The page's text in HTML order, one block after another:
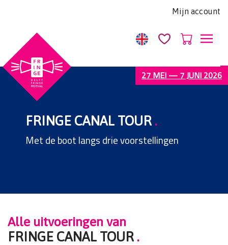
website
bevat
een
toegankelijkheidssysteem.
Mijn account
27 MEI — 7 JUNI 2026
FRINGE CANAL TOUR .
Met de boot langs drie voorstellingen
Alle uitvoeringen van
FRINGE CANAL TOUR .